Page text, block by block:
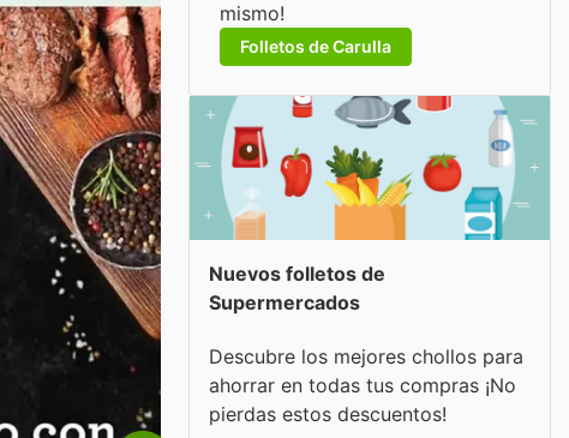
mismo!
Folletos de Carulla
Nuevos folletos de
Supermercados
Descubre los mejores chollos para
ahorrar en todas tus compras ¡No
pierdas estos descuentos!